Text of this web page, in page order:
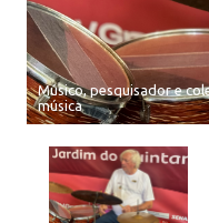
Músico, pesquisador e
música